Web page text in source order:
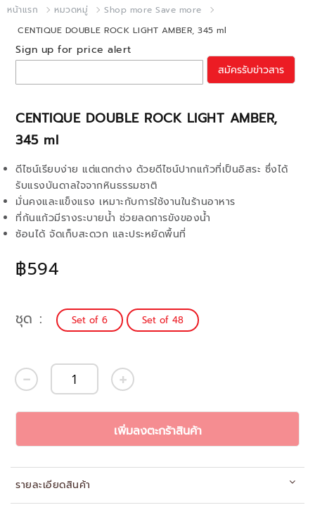
หน้าแรก หมวดหมู่
Shop more Save more
CENTIQUE DOUBLE ROCK LIGHT AMBER, 345 ml
CENTIQUE DOUBLE ROCK LIGHT AMBER,
345 ml
฿594
ดีไซน์เรียบง่าย แต่แตกต่าง ด้วยดีไซน์ปากแก้วที่เป็นอิสระ ซึ่งได้
รับแรงบันดาลใจจากหินธรรมชาติ
มั่นคงและแข็งแรง เหมาะกับการใช้งานในร้านอาหาร
ที่ก้นแก้วมีรางระบายน้ำ ช่วยลดการขังของน้ำ
ซ้อนได้ จัดเก็บสะดวก และประหยัดพื้นที่
Sign up for price alert
สมัครรับข่าวสาร
ชุด Set of 6 Set of 48
เพิ่มลงตะกร้าสินค้า
รายละเอียดสินค้า